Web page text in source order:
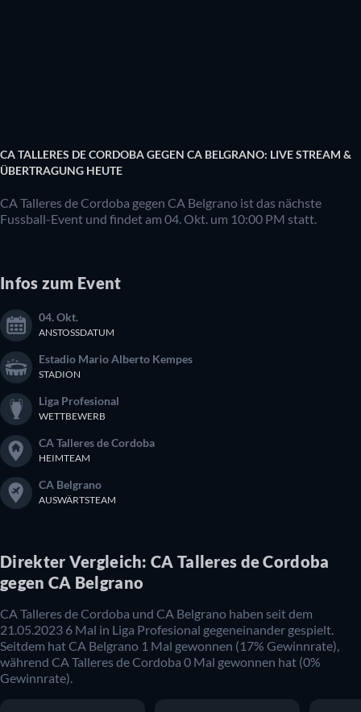
CA TALLERES DE CORDOBA GEGEN CA BELGRANO: LIVE STREAM &
ÜBERTRAGUNG HEUTE
CA Talleres de Cordoba gegen CA Belgrano ist das nächste
Fussball-Event und findet am 04. Okt. um 10:00 PM statt.
Infos zum Event
04. Okt.
ANSTOSSDATUM
Estadio Mario Alberto Kempes
STADION
Liga Profesional
WETTBEWERB
CA Talleres de Cordoba
HEIMTEAM
CA Belgrano
AUSWÄRTSTEAM
Direkter Vergleich: CA Talleres de Cordoba
gegen CA Belgrano
CA Talleres de Cordoba und CA Belgrano haben seit dem
21.05.2023 6 Mal in Liga Profesional gegeneinander gespielt.
Seitdem hat CA Belgrano 1 Mal gewonnen (17% Gewinnrate),
während CA Talleres de Cordoba 0 Mal gewonnen hat (0%
Gewinnrate).